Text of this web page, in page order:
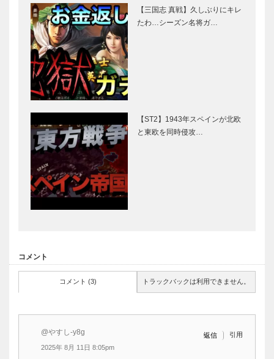
【三国志 真戦】久しぶりにキレ
たわ…シーズン名将ガ…
【ST2】1943年スペインが北欧
と東欧を同時侵攻…
コメント
コメント (3) トラックバックは利用できません。
@やすし-y8g
2025年 8月 11日 8:05pm
返信 引用